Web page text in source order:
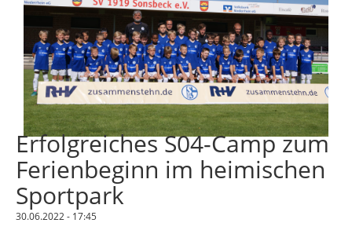
Erfolgreiches S04-Camp zum
Ferienbeginn im heimischen
Sportpark
30.06.2022 - 17:45